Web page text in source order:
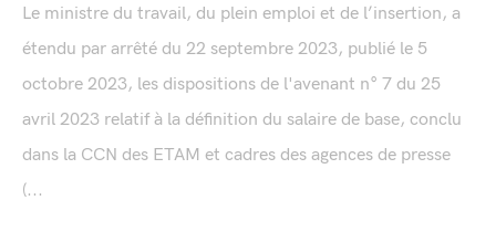
Le ministre du travail, du plein emploi et de l’insertion, a
étendu par arrêté du 22 septembre 2023, publié le 5
octobre 2023, les dispositions de l'avenant n° 7 du 25
avril 2023 relatif à la définition du salaire de base, conclu
dans la CCN des ETAM et cadres des agences de presse
(...